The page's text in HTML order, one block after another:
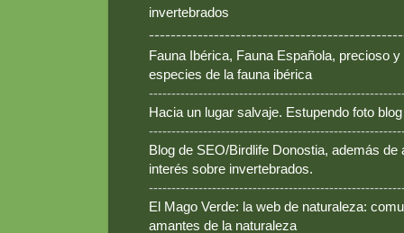
invertebrados
Fauna Ibérica, Fauna Española, precioso
especies de la fauna ibérica
Hacia un lugar salvaje. Estupendo foto
Blog de SEO/Birdlife Donostia, además
interés sobre invertebrados.
El Mago Verde: la web de naturaleza:
amantes de la naturaleza